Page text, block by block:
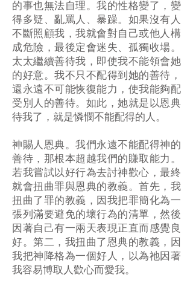
的事也無法自理。我的性格變了，變
得多疑、亂罵人、暴躁。如果沒有人
不斷照顧我，我就會對自己或他人構
成危險，最後定會迷失、孤獨收場。
太太繼續善待我，即使我不能領會她
的好意。我不只不配得到她的善待，
還永遠不可能恢復能力，使我能夠配
受別人的善待。如此，她就是以恩典
待我了，就是憐憫不能配得的人。
神賜人恩典。我們永遠不能配得神的
善待，那根本超越我們的賺取能力。
若我嘗試以好行為去討神歡心，最終
就會扭曲罪與恩典的教義。首先，我
扭曲了罪的教義，因我把罪簡化為一
張列滿要避免的壞行為的清單，然後
因著自己有一兩天表現正直而感覺良
好。第二，我扭曲了恩典的教義，因
我把神降格為一個好人，以為祂因著
我容易博取人歡心而愛我。